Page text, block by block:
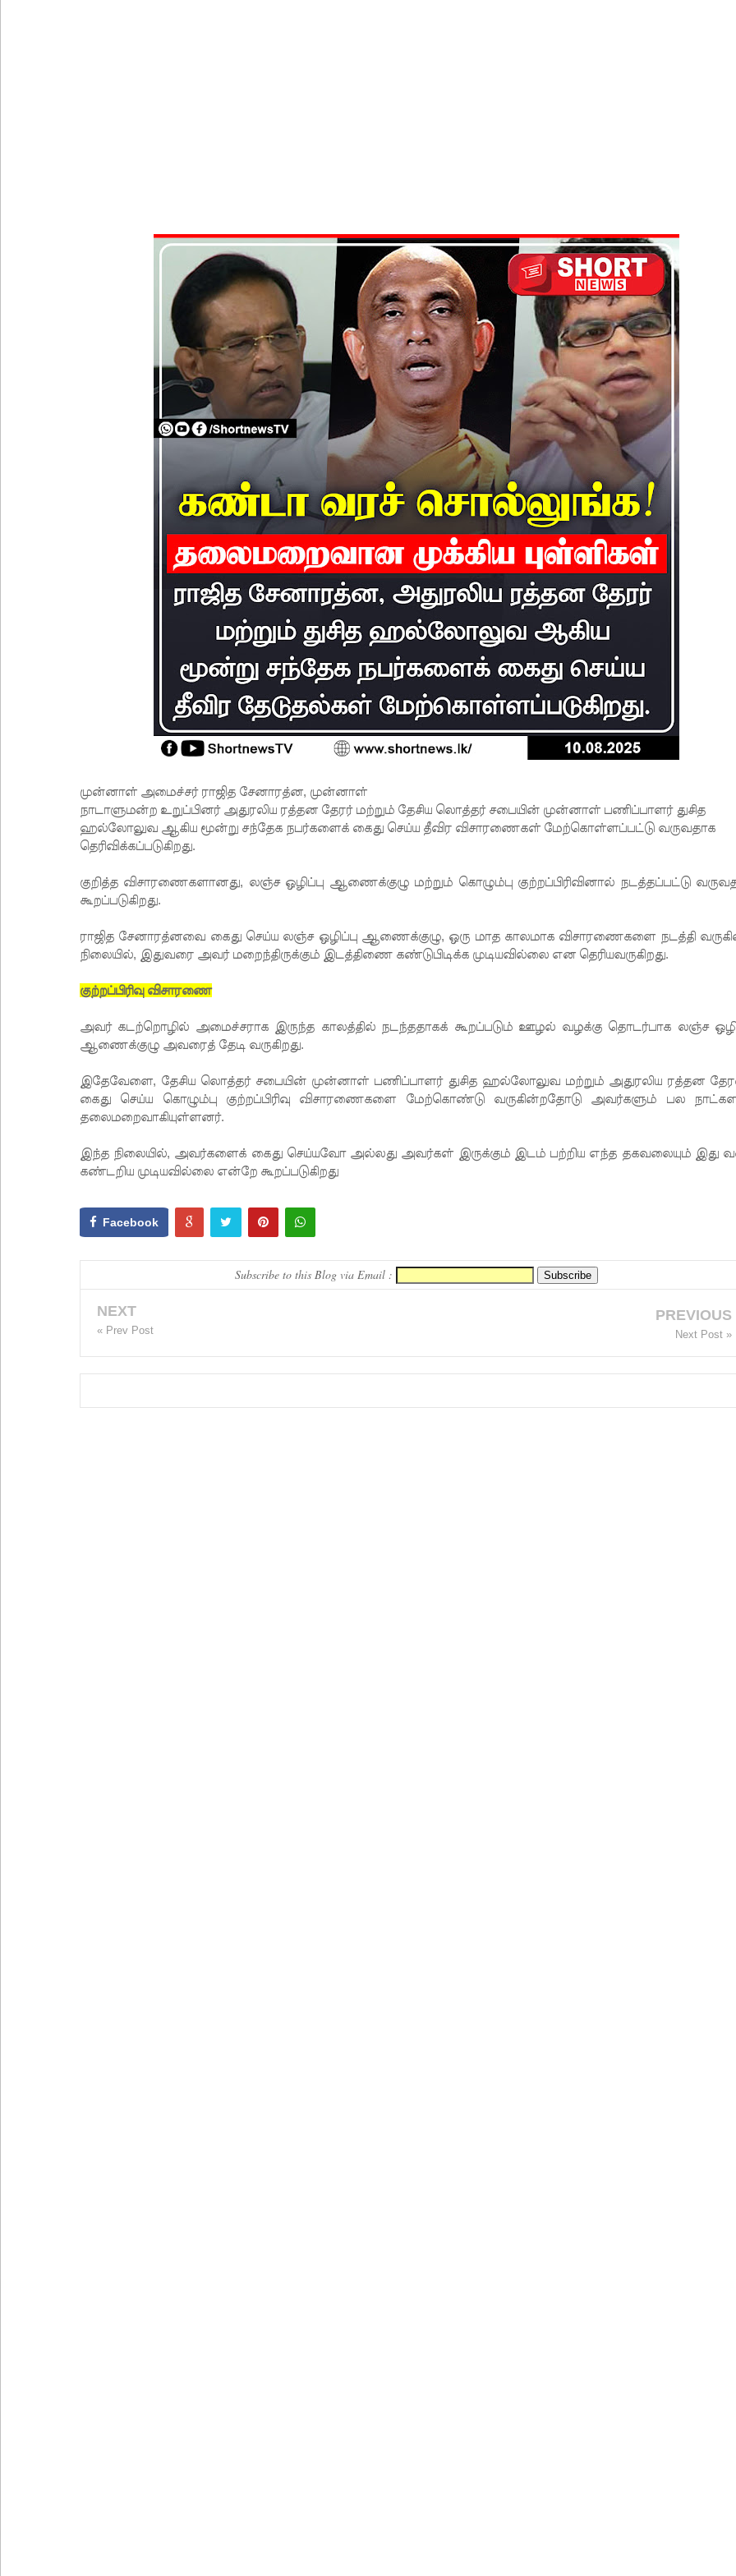
நாடாளுமன்ற உறுப்பினர்களின் சம்பளம் உயர்த்தப்படவில்லை: எரிபொருள் கொடுப்பனவே திருத்தப்பட்டது!
முன்னாள் அமைச்சர் ராஜித சேனாரத்ன, முன்னாள்
நாடாளுமன்ற உறுப்பினர் அதுரலிய ரத்தன தேரர் மற்றும் தேசிய லொத்தர் சபையின் முன்னாள் பணிப்பாளர் துசித
ஹல்லோலுவ ஆகிய மூன்று சந்தேக நபர்களைக் கைது செய்ய தீவிர விசாரணைகள் மேற்கொள்ளப்பட்டு வருவதாக
தெரிவிக்கப்படுகிறது.
குறித்த விசாரணைகளானது, லஞ்ச ஒழிப்பு ஆணைக்குழு மற்றும் கொழும்பு குற்றப்பிரிவினால் நடத்தப்பட்டு
கூறப்படுகிறது.
ராஜித சேனாரத்னவை கைது செய்ய லஞ்ச ஒழிப்பு ஆணைக்குழு, ஒரு மாத காலமாக விசாரணைகளை நடத்தி
நிலையில், இதுவரை அவர் மறைந்திருக்கும் இடத்திணை கண்டுபிடிக்க முடியவில்லை என தெரியவருகிறது.
குற்றப்பிரிவு விசாரணை
அவர் கடற்றொழில் அமைச்சராக இருந்த காலத்தில் நடந்ததாகக் கூறப்படும் ஊழல் வழக்கு தொடர்பாக லஞ்ச
ஆணைக்குழு அவரைத் தேடி வருகிறது.
இதேவேளை, தேசிய லொத்தர் சபையின் முன்னாள் பணிப்பாளர் துசித ஹல்லோலுவ மற்றும் அதுரலிய ரத்தன
கைது செய்ய கொழும்பு குற்றப்பிரிவு விசாரணைகளை மேற்கொண்டு வருகின்றதோடு அவர்களும் பல
தலைமறைவாகியுள்ளனர்.
இந்த நிலையில், அவர்களைக் கைது செய்யவோ அல்லது அவர்கள் இருக்கும் இடம் பற்றிய எந்த தகவலையும் இது
கண்டறிய முடியவில்லை என்றே கூறப்படுகிறது
Facebook
Subscribe to this Blog via Email :
NEXT
« Prev Post
PREVIOUS
Next Post »